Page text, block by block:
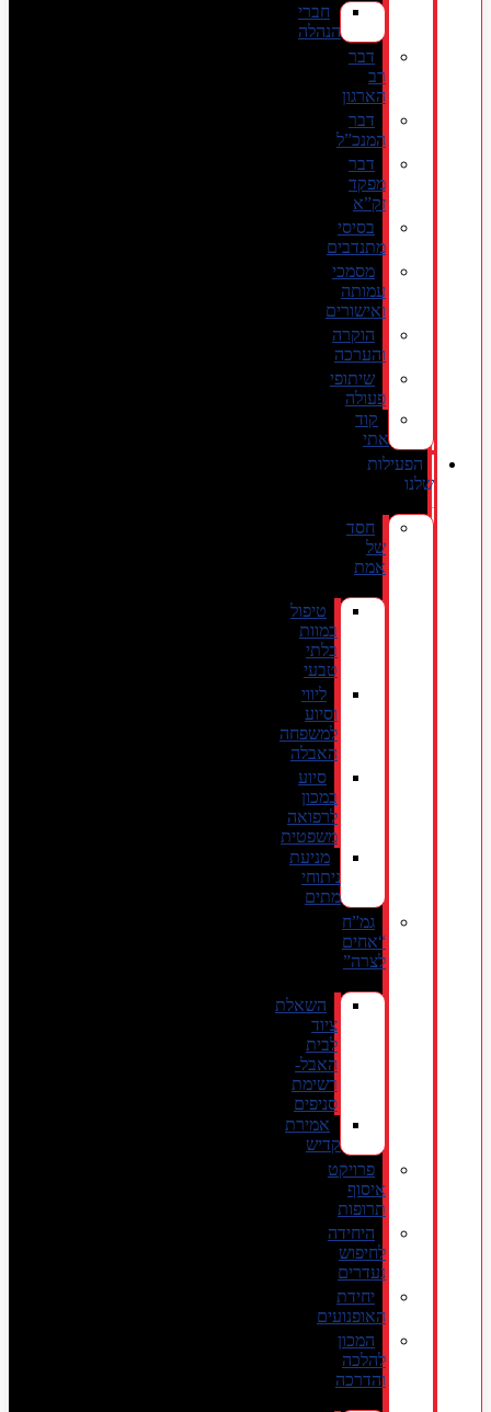
חברי
הנהלה
דבר
רב
הארגון
דבר
המנכ”ל
דבר
מפקד
זק”א
בסיסי
מתנדבים
מסמכי
עמותה
ואישורים
הוקרה
והערכה
שיתופי
פעולה
קוד
אתי
הפעילות
שלנו
חסד
של
אמת
טיפול
במוות
בלתי
טבעי
ליווי
וסיוע
למשפחה
האבלה
סיוע
במכון
לרפואה
משפטית
מניעת
ניתוחי
מתים
גמ”ח
“אחים
לצרה”
השאלת
ציוד
לבית
האבל-
רשימת
סניפים
אמירת
קדיש
פרויקט
איסוף
תרופות
היחידה
לחיפוש
נעדרים
יחידת
האופנועים
המכון
להלכה
והדרכה